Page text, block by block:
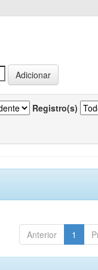
Registro(s)
Anterior 1